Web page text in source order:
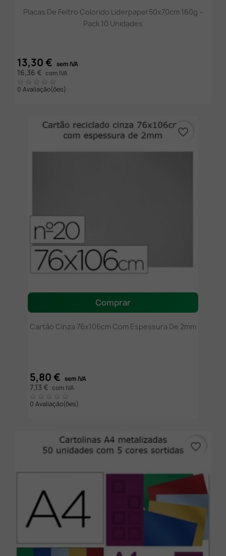
Placas De Feltro Colorido Liderpapel 50x70cm 160g –
Pack 10 Unidades
13,30 € sem IVA
16,36 € com IVA
0 Avaliação(ões)
Comprar
Cartão Cinza 76x106cm Com Espessura De 2mm
5,80 € sem IVA
7,13 € com IVA
0 Avaliação(ões)
favorite_border
favorite_border